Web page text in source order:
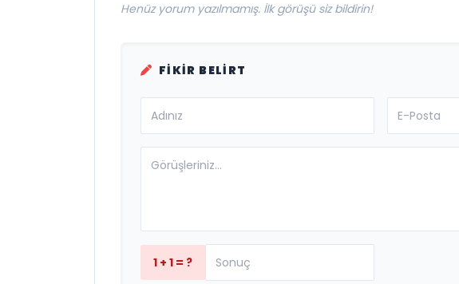
Henüz yorum yazılmamış. İlk görüşü siz bildirin!
FIKIR BELIRT
1 + 1 = ?